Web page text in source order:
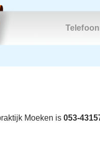
Moeken is 053-